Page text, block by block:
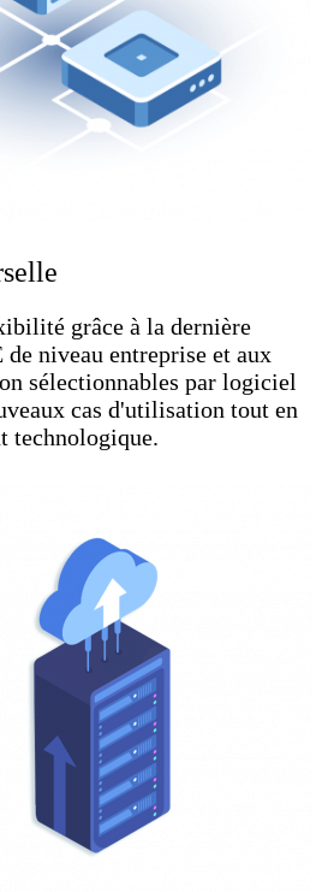
grâce à la dernière
niveau entreprise et aux
sélectionnables par logiciel
cas d'utilisation tout en
technologique.